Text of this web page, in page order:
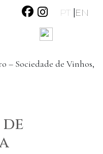
PT EN
– Sociedade de Vinhos,